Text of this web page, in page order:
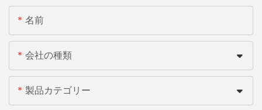
名前
会社の種類
製品カテゴリー